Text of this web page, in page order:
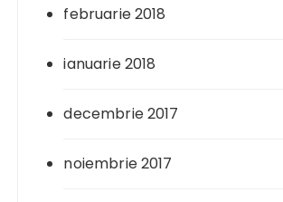
februarie 2018
ianuarie 2018
decembrie 2017
noiembrie 2017